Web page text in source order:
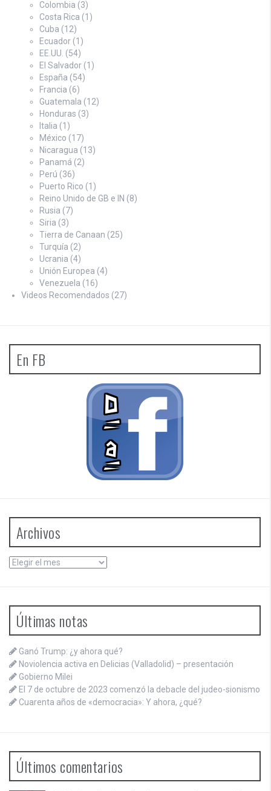
Colombia (3)
Costa Rica (1)
Cuba (12)
Ecuador (1)
EE.UU. (54)
El Salvador (1)
España (54)
Francia (6)
Guatemala (12)
Honduras (3)
Italia (1)
México (17)
Nicaragua (13)
Panamá (2)
Perú (36)
Puerto Rico (1)
Reino Unido de GB e IN (8)
Rusia (7)
Siria (3)
Tierra de Canaan (25)
Turquía (2)
Ucrania (4)
Unión Europea (4)
Venezuela (16)
Videos Recomendados (27)
En FB
Archivos
Archivos
Últimas notas
Ganó Trump: ¿y ahora qué?
Noviolencia activa en Delicias (Valladolid) – presentación
Gobierno Milei
El 7 de octubre de 2023 comenzó la debacle del judeo-sionismo
Cuarenta años de «democracia»: Y ahora, ¿qué?
Últimos comentarios